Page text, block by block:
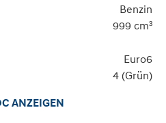
Benzin
999 cm³
Euro6
4 (Grün)
ANZEIGEN